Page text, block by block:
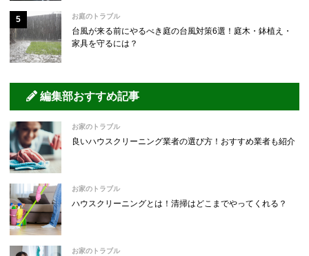
お庭のトラブル
台風が来る前にやるべき庭の台風対策6選！庭木・鉢植え・
家具を守るには？
編集部おすすめ記事
お家のトラブル
良いハウスクリーニング業者の選び方！おすすめ業者も紹介
お家のトラブル
ハウスクリーニングとは！清掃はどこまでやってくれる？
お家のトラブル